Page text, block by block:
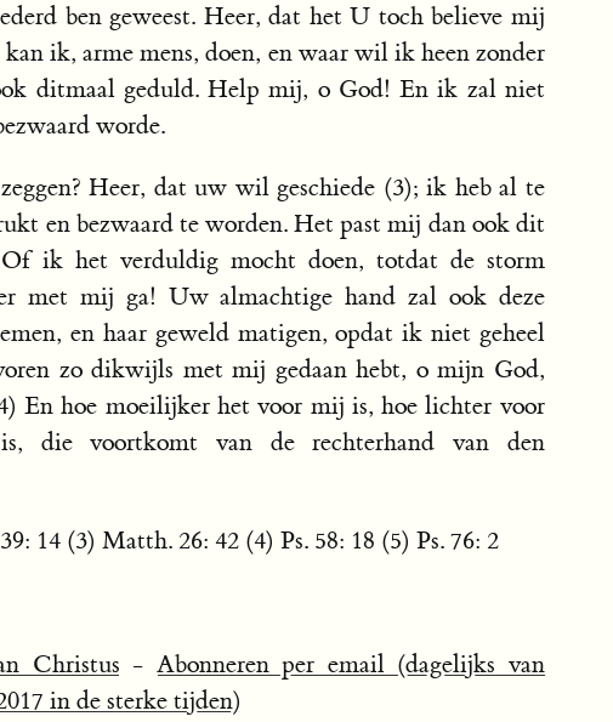
ben geweest. Heer, dat het U toch believe mij
ik, arme mens, doen, en waar wil ik heen zonder
ditmaal geduld. Help mij, o God! En ik zal niet
worde.
Heer, dat uw wil geschiede (3); ik heb al te
en bezwaard te worden. Het past mij dan ook dit
ik het verduldig mocht doen, totdat de storm
met mij ga! Uw almachtige hand zal ook deze
en haar geweld matigen, opdat ik niet geheel
zo dikwijls met mij gedaan hebt, o mijn God,
En hoe moeilijker het voor mij is, hoe lichter voor
die voortkomt van de rechterhand van den
14 (3) Matth. 26: 42 (4) Ps. 58: 18 (5) Ps. 76: 2
Christus - Abonneren per email (dagelijks van
in de sterke tijden)